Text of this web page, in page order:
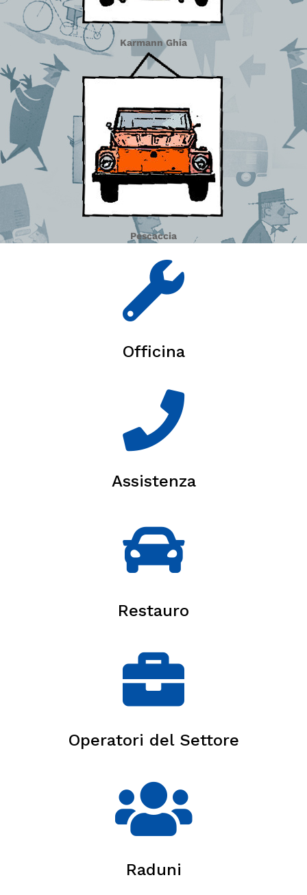
Karmann Ghia
Pescaccia
Officina
Assistenza
Restauro
Operatori del Settore
Raduni